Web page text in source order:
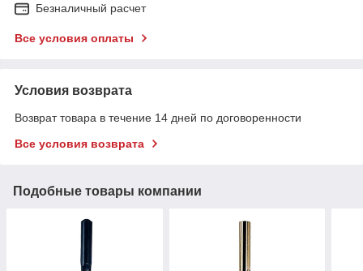
Безналичный расчет
Все условия оплаты
Условия возврата
Возврат товара в течение 14 дней по договоренности
Все условия возврата
Подобные товары компании